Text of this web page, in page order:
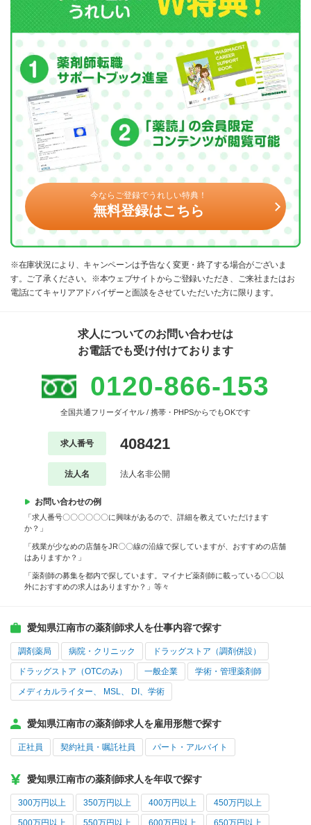
今ならご登録でうれしい特典！
無料登録はこちら
※在庫状況により、キャンペーンは予告なく変更・終了する場合がございま
す。ご了承ください。※本ウェブサイトからご登録いただき、ご来社またはお
電話にてキャリアアドバイザーと面談をさせていただいた方に限ります。
求人についてのお問い合わせは
お電話でも受け付けております
0120-866-153
全国共通フリーダイヤル / 携帯・PHPSからでもOKです
求人番号 408421
法人名 法人名非公開
お問い合わせの例
「求人番号〇〇〇〇〇〇に興味があるので、詳細を教えていただけます
か？」
「残業が少なめの店舗をJR〇〇線の沿線で探していますが、おすすめの店舗
はありますか？」
「薬剤師の募集を都内で探しています。マイナビ薬剤師に載っている〇〇以
外におすすめの求人はありますか？」等々
愛知県江南市の薬剤師求人を仕事内容で探す
調剤薬局 病院・クリニック ドラッグストア（調剤併設）
ドラッグストア（OTCのみ） 一般企業 学術・管理薬剤師
メディカルライター、 MSL、 DI、学術
愛知県江南市の薬剤師求人を雇用形態で探す
正社員 契約社員・嘱託社員 パート・アルバイト
愛知県江南市の薬剤師求人を年収で探す
300万円以上 350万円以上 400万円以上 450万円以上